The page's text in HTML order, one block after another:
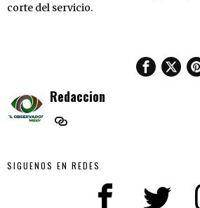
corte del servicio.
Redaccion
SIGUENOS EN REDES